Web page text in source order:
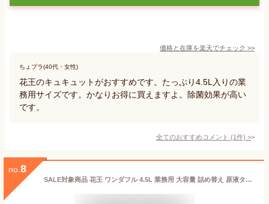
価格と在庫を楽天でチェック >>
ちょプラ(40代・女性)
花王のキュキュットがおすすめです。たっぷり4.5L入りの業
務用サイズです。かなりお得に買えますよ。除菌効果が高い
です。
全てのおすすめコメント (1件) >
no. 8
SALE対象商品 花王 ワンダフル 4.5L 業務用 大容量 詰め替え 原液タイプ 食器用洗剤 食器 野菜 果物 包丁 まな板 調理器具 厨房器具 液体 コスパ 厨房 キッチン 台